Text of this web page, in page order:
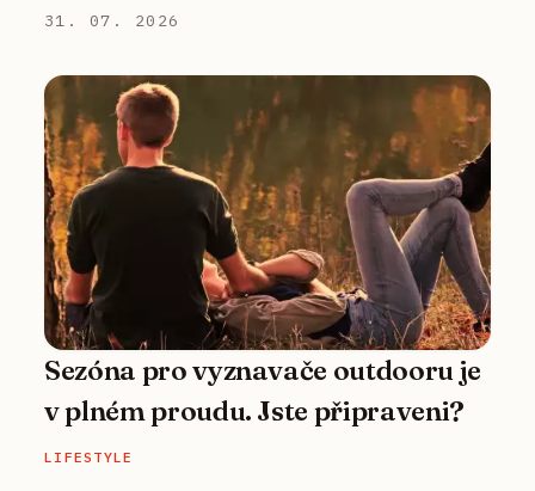
31. 07. 2026
Sezóna pro vyznavače outdooru je
v plném proudu. Jste připraveni?
LIFESTYLE